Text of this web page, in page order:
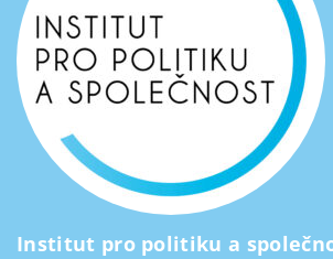
Institut pro politiku a